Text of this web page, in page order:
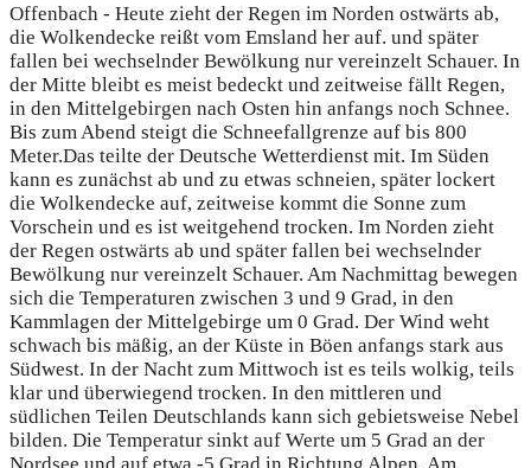
Offenbach - Heute zieht der Regen im Norden ostwärts ab,
die Wolkendecke reißt vom Emsland her auf. und später
fallen bei wechselnder Bewölkung nur vereinzelt Schauer. In
der Mitte bleibt es meist bedeckt und zeitweise fällt Regen,
in den Mittelgebirgen nach Osten hin anfangs noch Schnee.
Bis zum Abend steigt die Schneefallgrenze auf bis 800
Meter.Das teilte der Deutsche Wetterdienst mit. Im Süden
kann es zunächst ab und zu etwas schneien, später lockert
die Wolkendecke auf, zeitweise kommt die Sonne zum
Vorschein und es ist weitgehend trocken. Im Norden zieht
der Regen ostwärts ab und später fallen bei wechselnder
Bewölkung nur vereinzelt Schauer. Am Nachmittag bewegen
sich die Temperaturen zwischen 3 und 9 Grad, in den
Kammlagen der Mittelgebirge um 0 Grad. Der Wind weht
schwach bis mäßig, an der Küste in Böen anfangs stark aus
Südwest. In der Nacht zum Mittwoch ist es teils wolkig, teils
klar und überwiegend trocken. In den mittleren und
südlichen Teilen Deutschlands kann sich gebietsweise Nebel
bilden. Die Temperatur sinkt auf Werte um 5 Grad an der